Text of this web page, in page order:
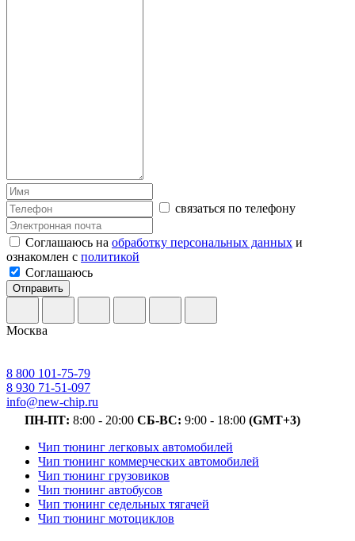
связаться по телефону
Соглашаюсь на обработку персональных данных и
ознакомлен с политикой
Соглашаюсь
Отправить
Москва
8 800 101-75-79
8 930 71-51-097
info@new-chip.ru
ПН-ПТ: 8:00 - 20:00 СБ-ВС: 9:00 - 18:00 (GMT+3)
Чип тюнинг легковых автомобилей
Чип тюнинг коммерческих автомобилей
Чип тюнинг грузовиков
Чип тюнинг автобусов
Чип тюнинг седельных тягачей
Чип тюнинг мотоциклов